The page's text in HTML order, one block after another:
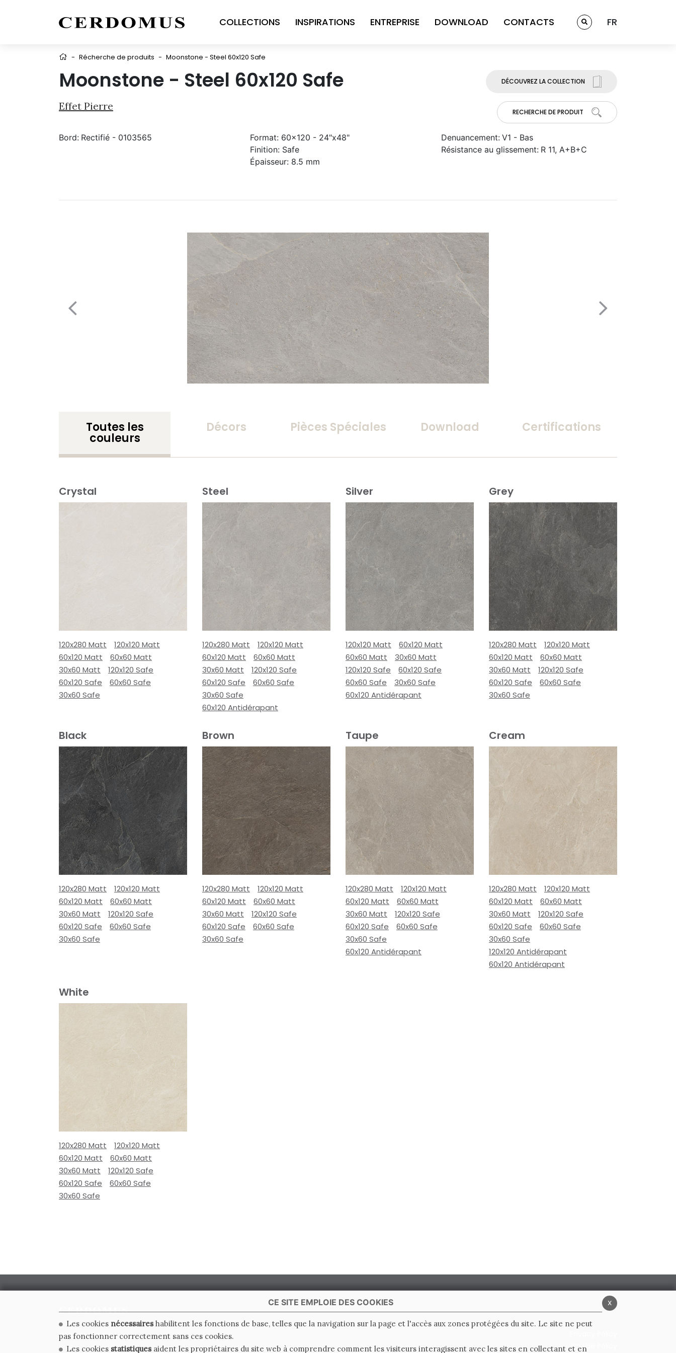
COLLECTIONS INSPIRATIONS ENTREPRISE DOWNLOAD CONTACTS FR
- Récherche de produits - Moonstone - Steel 60x120 Safe
Moonstone - Steel 60x120 Safe
Effet Pierre
DÉCOUVREZ LA COLLECTION
RECHERCHE DE PRODUIT
Bord: Rectifié - 0103565 Format: 60x120 - 24"x48"
Finition: Safe
Épaisseur: 8.5 mm
Denuancement: V1 - Bas
Résistance au glissement: R 11, A+B+C
Toutes les
couleurs
Décors Pièces Spéciales Download Certifications
Crystal
120x280 Matt
120x120 Matt
60x120 Matt
60x60 Matt
30x60 Matt
120x120 Safe
60x120 Safe
60x60 Safe
30x60 Safe
Steel
120x280 Matt
120x120 Matt
60x120 Matt
60x60 Matt
30x60 Matt
120x120 Safe
60x120 Safe
60x60 Safe
30x60 Safe
60x120 Antidérapant
Silver
120x120 Matt
60x120 Matt
60x60 Matt
30x60 Matt
120x120 Safe
60x120 Safe
60x60 Safe
30x60 Safe
60x120 Antidérapant
Grey
120x280 Matt
120x120 Matt
60x120 Matt
60x60 Matt
30x60 Matt
120x120 Safe
60x120 Safe
60x60 Safe
30x60 Safe
Black
120x280 Matt
120x120 Matt
60x120 Matt
60x60 Matt
30x60 Matt
120x120 Safe
60x120 Safe
60x60 Safe
30x60 Safe
Brown
120x280 Matt
120x120 Matt
60x120 Matt
60x60 Matt
30x60 Matt
120x120 Safe
60x120 Safe
60x60 Safe
30x60 Safe
Taupe
120x280 Matt
120x120 Matt
60x120 Matt
60x60 Matt
30x60 Matt
120x120 Safe
60x120 Safe
60x60 Safe
30x60 Safe
60x120 Antidérapant
Cream
120x280 Matt
120x120 Matt
60x120 Matt
60x60 Matt
30x60 Matt
120x120 Safe
60x120 Safe
60x60 Safe
30x60 Safe
120x120 Antidérapant
60x120 Antidérapant
White
120x280 Matt
120x120 Matt
60x120 Matt
60x60 Matt
30x60 Matt
120x120 Safe
60x120 Safe
60x60 Safe
30x60 Safe
CERDOMUS S.R.L.
Via Emilia Ponente, 1000 - 48014 Castel Bolognese (RA) Italy
Cookie Policy
x
CE SITE EMPLOIE DES COOKIES
Les cookies nécessaireshabilitent les fonctions de base, telles que la navigation sur la page et l'accès aux zones protégées du site. Le site ne peut
pas fonctionner correctement sans ces cookies.
Les cookies statistiquesaident les propriétaires du site web à comprendre comment les visiteurs interagissent avec les sites en collectant et en